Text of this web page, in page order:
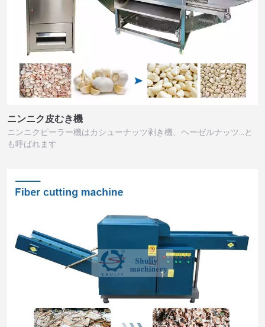
ニンニク皮むき機
ニンニクピーラー機はカシューナッツ剥き機、ヘーゼルナッツ…と
も呼ばれます